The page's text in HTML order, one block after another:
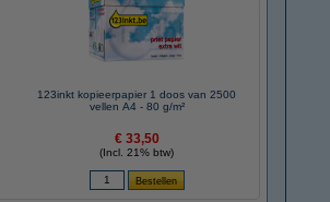
123inkt kopieerpapier 1 doos van 2500
vellen A4 - 80 g/m²
€ 33,50
(Incl. 21% btw)